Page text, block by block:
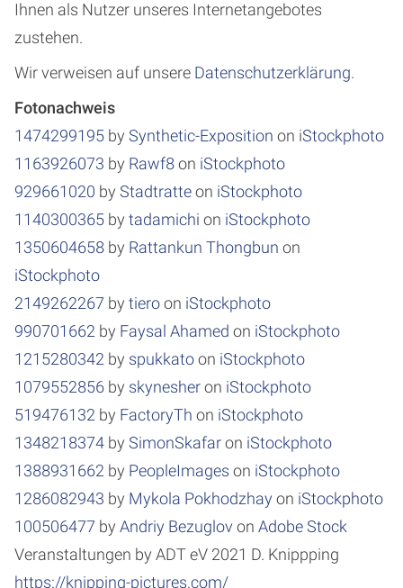
Ihnen als Nutzer unseres Internetangebotes
zustehen.
Wir verweisen auf unsere Datenschutzerklärung.
Fotonachweis
1474299195 by Synthetic-Exposition on iStockphoto
1163926073 by Rawf8 on iStockphoto
929661020 by Stadtratte on iStockphoto
1140300365 by tadamichi on iStockphoto
1350604658 by Rattankun Thongbun on
iStockphoto
2149262267 by tiero on iStockphoto
990701662 by Faysal Ahamed on iStockphoto
1215280342 by spukkato on iStockphoto
1079552856 by skynesher on iStockphoto
519476132 by FactoryTh on iStockphoto
1348218374 by SimonSkafar on iStockphoto
1388931662 by PeopleImages on iStockphoto
1286082943 by Mykola Pokhodzhay on iStockphoto
100506477 by Andriy Bezuglov on Adobe Stock
Veranstaltungen by ADT eV 2021 D. Knippping
https://knipping-pictures.com/